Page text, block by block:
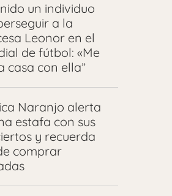
un individuo
a la
Leonor en el
de fútbol: «Me
casa con ella”
Naranjo alerta
estafa con sus
y recuerda
comprar